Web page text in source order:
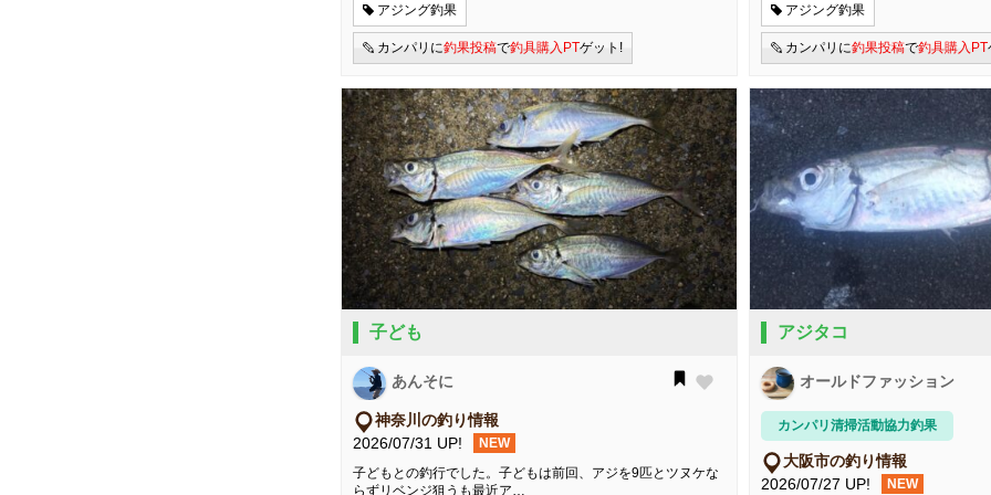
アジング釣果
カンパリに釣果投稿で釣具購入PTゲット!
アジング釣果
カンパリに釣果投稿で釣具購入PT
子ども
あんそに
神奈川の釣り情報
2026/07/31 UP!
NEW
子どもとの釣行でした。子どもは前回、アジを9匹とツヌケな
らずリベンジ狙うも最近ア…
アジタコ
オールドファッション
カンパリ清掃活動協力釣果
大阪市の釣り情報
2026/07/27 UP!
NEW